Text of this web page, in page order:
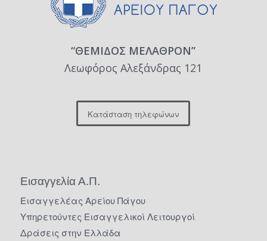
“ΘΕΜΙΔΟΣ ΜΕΛΑΘΡΟΝ”
Λεωφόρος Αλεξάνδρας 121
Κατάσταση τηλεφώνων
Εισαγγελία Α.Π.
Εισαγγελέας Αρείου Πάγου
Υπηρετούντες Εισαγγελικοί Λειτουργοί
Δράσεις στην Ελλάδα